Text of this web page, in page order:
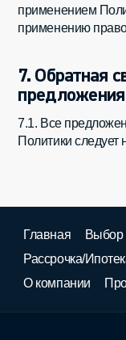
применением
применению
7. Обратная
предложения
7.1. Все
Политики следует
Главная Выбор
Рассрочка/
О компании